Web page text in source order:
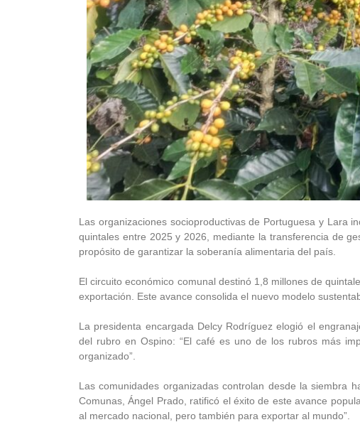
Las organizaciones socioproductivas de Portuguesa y Lara
quintales entre 2025 y 2026, mediante la transferencia de
propósito de garantizar la soberanía alimentaria del país.
El circuito económico comunal destinó 1,8 millones de
exportación. Este avance consolida el nuevo modelo
La presidenta encargada Delcy Rodríguez elogió el
del rubro en Ospino: “El café es uno de los rubros más
organizado”.
Las comunidades organizadas controlan desde la siembra
Comunas, Ángel Prado, ratificó el éxito de este avance
al mercado nacional, pero también para exportar al mundo”.